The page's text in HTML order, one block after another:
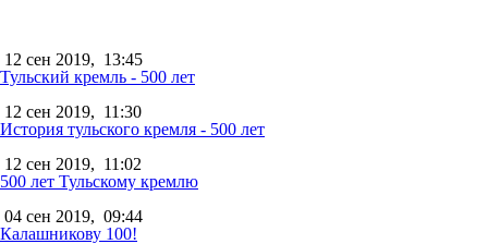
12 сен 2019, 13:45
Тульский кремль - 500 лет
12 сен 2019, 11:30
История тульского кремля - 500 лет
12 сен 2019, 11:02
500 лет Тульскому кремлю
04 сен 2019, 09:44
Калашникову 100!